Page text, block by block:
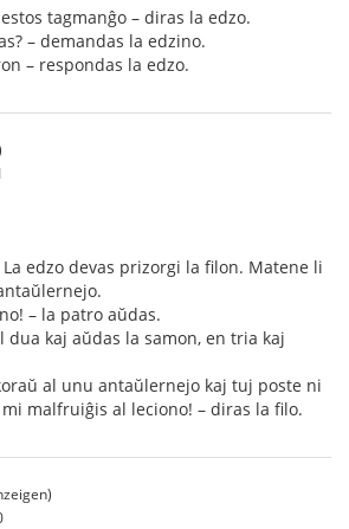
tagmanĝo – diras la edzo.
– demandas la edzino.
– respondas la edzo.
edzo devas prizorgi la filon. Matene li
– la patro aŭdas.
dua kaj aŭdas la samon, en tria kaj
al unu antaŭlernejo kaj tuj poste ni
malfruiĝis al leciono! – diras la filo.